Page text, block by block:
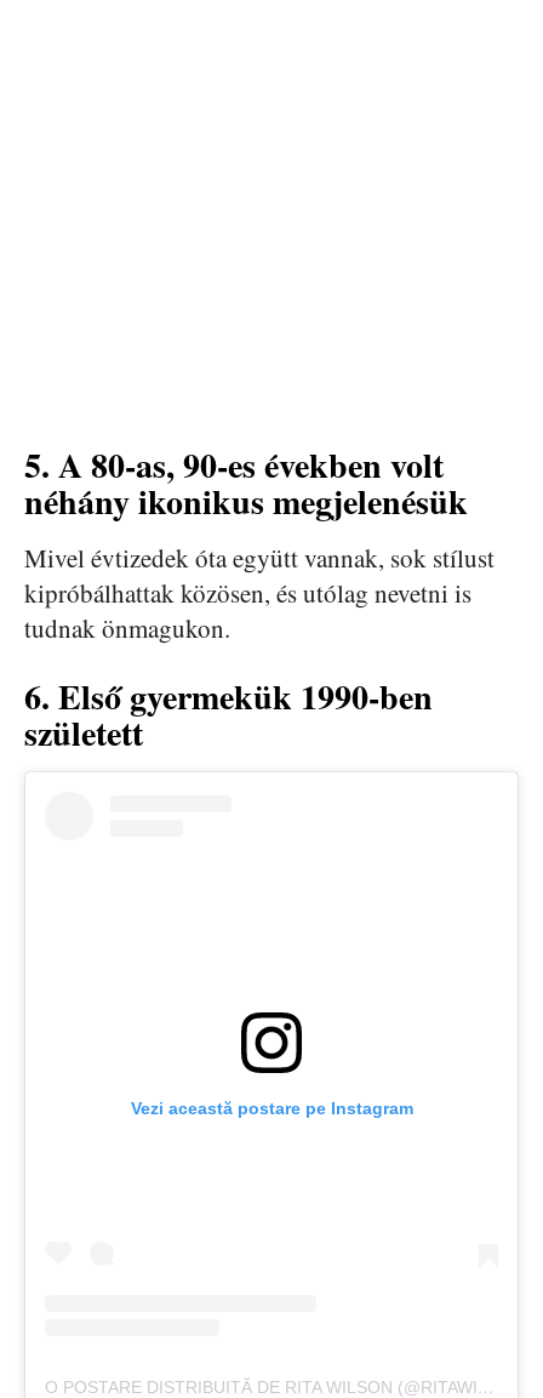
5. A 80-as, 90-es években volt
néhány ikonikus megjelenésük
Mivel évtizedek óta együtt vannak, sok stílust
kipróbálhattak közösen, és utólag nevetni is
tudnak önmagukon.
6. Első gyermekük 1990-ben
született
Vezi această postare pe Instagram
O POSTARE DISTRIBUITĂ DE RITA WILSON (@RITAWILSON)